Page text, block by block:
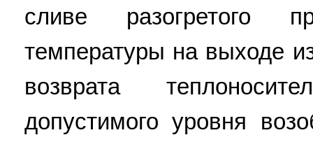
сливе разогретого
температуры на выходе
возврата
допустимого уровня